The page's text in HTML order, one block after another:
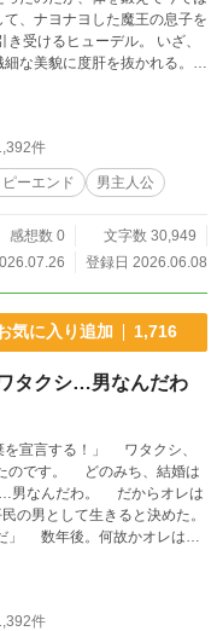
、ナヨナヨした魔王の息子を
受けるヒューデル。 いざ、
な美貌に度肝を抜かれる。
がった。だが、ある出来事を
※ムーンライトノベルズ様で
件
ーエンド 男主人公
感想数 0
文字数 30,949
登録日 2026.06.08
気に入り追加 1,716
タクシ…男なんだわ
！」 ワタクシ、
追いかけられ、最後に幸せに
で、R 18まで長めです。
件